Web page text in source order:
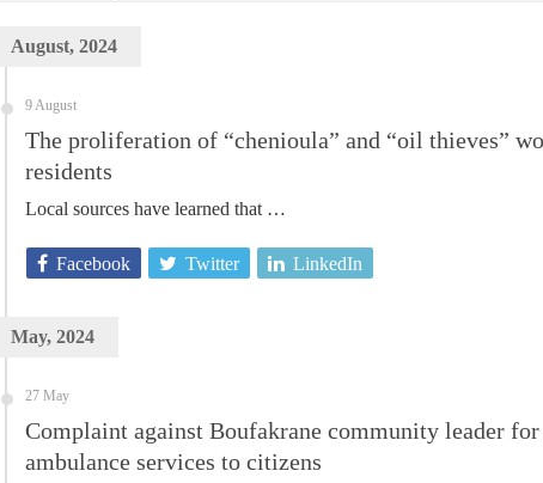
August, 2024
9 August
The proliferation of “chenioula” and “oil thieves”
residents
Local sources have learned that …
Facebook Twitter LinkedIn
May, 2024
27 May
Complaint against Boufakrane community leader
ambulance services to citizens